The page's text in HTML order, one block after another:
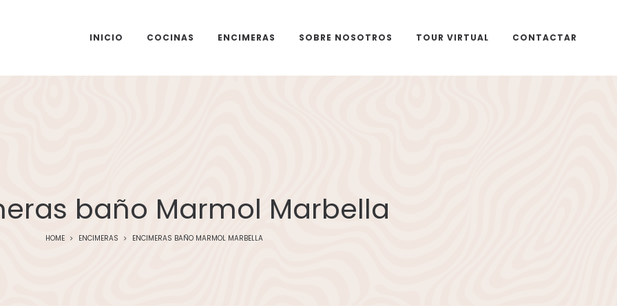
INICIO COCINAS ENCIMERAS SOBRE NOSOTROS TOUR VIRTUAL CONTACTAR
baño Marmol Marbella
HOME ENCIMERAS ENCIMERAS BAÑO MARMOL MARBELLA